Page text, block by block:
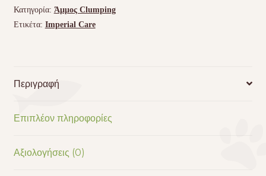
Κατηγορία: Άμμος Clumping
Ετικέτα: Imperial Care
Περιγραφή
Επιπλέον πληροφορίες
Αξιολογήσεις (0)